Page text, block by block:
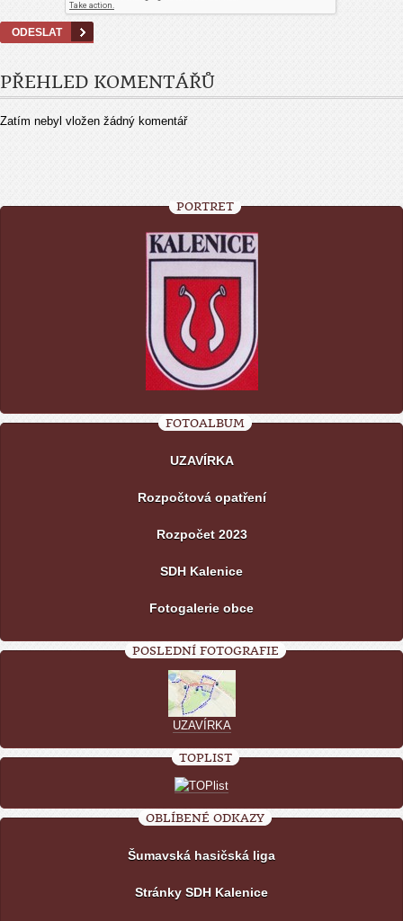
PŘEHLED KOMENTÁŘŮ
Zatím nebyl vložen žádný komentář
PORTRÉT
FOTOALBUM
UZAVÍRKA
Rozpočtová opatření
Rozpočet 2023
SDH Kalenice
Fotogalerie obce
POSLEDNÍ FOTOGRAFIE
UZAVÍRKA
TOPLIST
OBLÍBENÉ ODKAZY
Šumavská hasičská liga
Stránky SDH Kalenice